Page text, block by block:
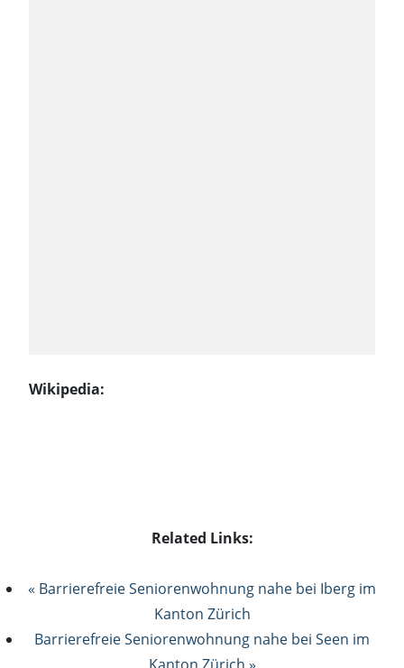
Wikipedia:
Related Links:
« Barrierefreie Seniorenwohnung nahe bei Iberg im
Kanton Zürich
Barrierefreie Seniorenwohnung nahe bei Seen im